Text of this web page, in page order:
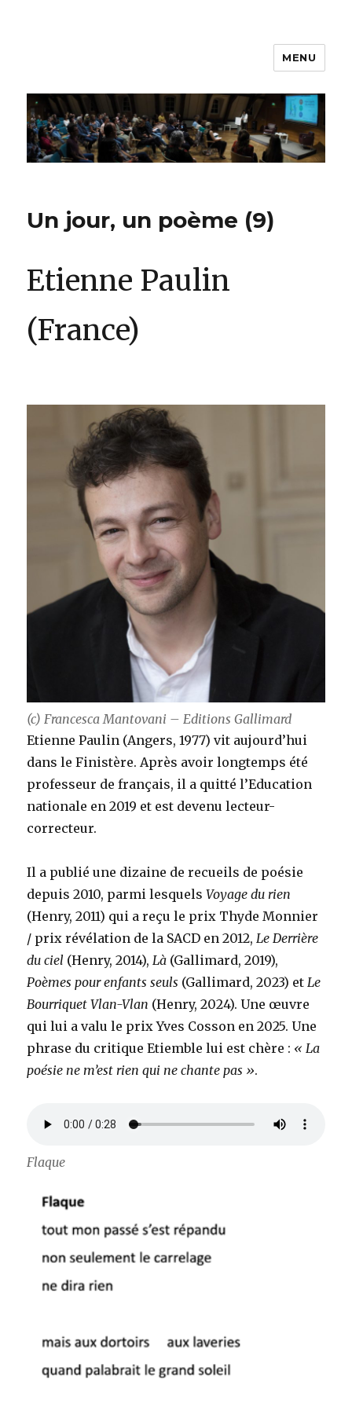
Luxembourg
MENU
Un jour, un poème (9)
Etienne Paulin
(France)
(c) Francesca Mantovani – Editions Gallimard
Etienne Paulin (Angers, 1977) vit aujourd’hui
dans le Finistère. Après avoir longtemps été
professeur de français, il a quitté l’Education
nationale en 2019 et est devenu lecteur-
correcteur.
Il a publié une dizaine de recueils de poésie
depuis 2010, parmi lesquelsVoyage du rien
(Henry, 2011) qui a reçu le prix Thyde Monnier
/ prix révélation de la SACD en 2012,Le Derrière
du ciel (Henry, 2014),Là (Gallimard, 2019),
Poèmes pour enfants seuls (Gallimard, 2023) etLe
Bourriquet Vlan-Vlan (Henry, 2024). Une œuvre
qui lui a valu le prix Yves Cosson en 2025. Une
phrase du critique Etiemble lui est chère : « La
poésie ne m’est rien qui ne chante pas ».
Flaque